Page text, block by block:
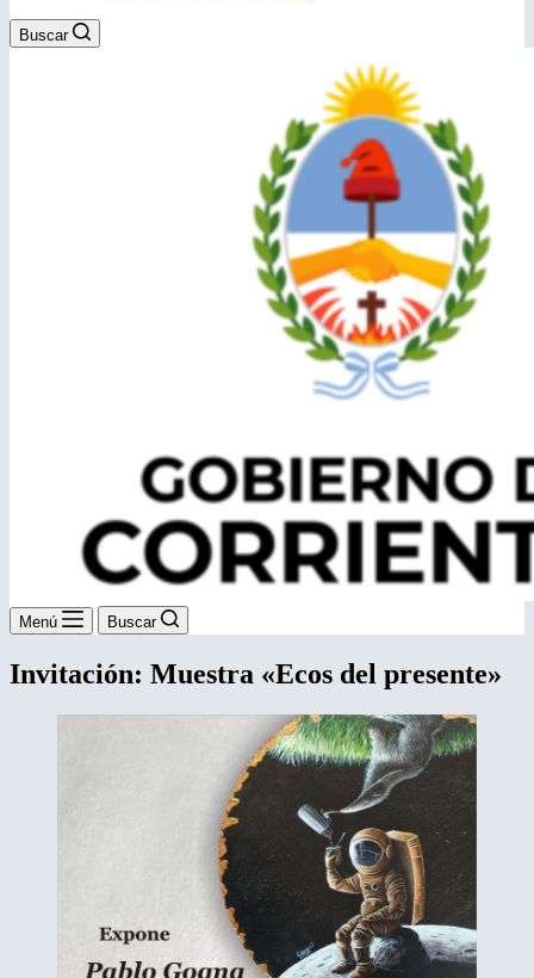
Buscar
Menú Buscar
Invitación: Muestra «Ecos del presente»